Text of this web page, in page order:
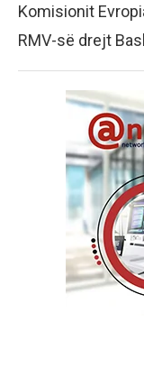
Komisionit
RMV-së drejt